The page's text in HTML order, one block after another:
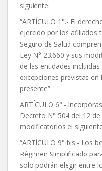
siguiente:
“ARTÍCULO 1°.- El
ejercido por los afiliados
Seguro de Salud
Ley N° 23.660 y sus
de las entidades
excepciones previstas en
presente”.
ARTÍCULO 6°.-
Decreto N° 504 del 12
modificatorios el
“ARTÍCULO 9° bis.- Los
Régimen Simplificado
solo podrán elegir entre